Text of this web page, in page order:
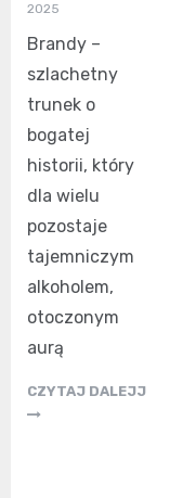
2025
Brandy –
szlachetny
trunek o
bogatej
historii, który
dla wielu
pozostaje
tajemniczym
alkoholem,
otoczonym
aurą
CZYTAJ DALEJJ